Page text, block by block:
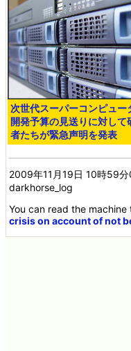
次世代スーパーコンピュー
開発予算の見送りに対して
者たちが緊急声明を発表
2009年11月19日 10時59
darkhorse_log
You can read the
crisis on account of not